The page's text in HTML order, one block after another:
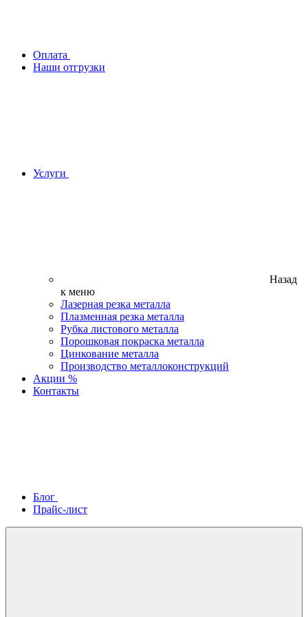
Оплата
Наши отгрузки
Услуги
Назад
к меню
Лазерная резка металла
Плазменная резка металла
Рубка листового металла
Порошковая покраска металла
Цинкование металла
Производство металлоконструкций
Акции %
Контакты
Блог
Прайс-лист